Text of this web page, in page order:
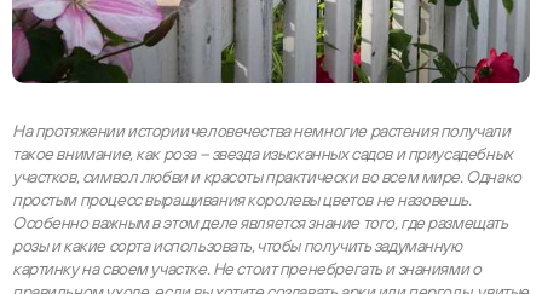
На протяжении истории человечества немногие растения получали
такое внимание, как роза – звезда изысканных садов и приусадебных
участков, символ любви и красоты практически во всем мире. Однако
простым процесс выращивания королевы цветов не назовешь.
Особенно важным в этом деле является знание того, где размещать
розы и какие сорта использовать, чтобы получить задуманную
картинку на своем участке. Не стоит пренебрегать и знаниями о